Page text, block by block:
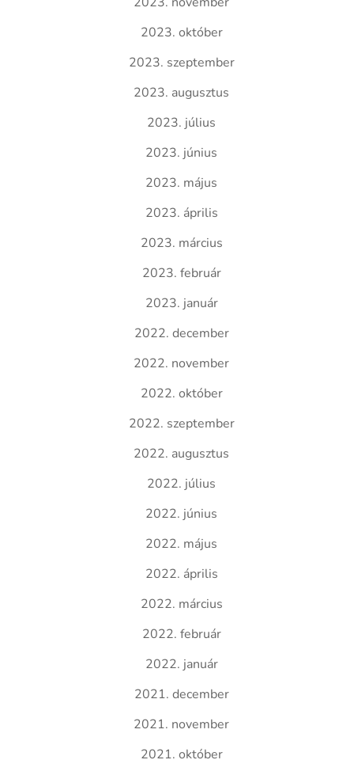
2023. október
2023. szeptember
2023. augusztus
2023. július
2023. június
2023. május
2023. április
2023. március
2023. február
2023. január
2022. december
2022. november
2022. október
2022. szeptember
2022. augusztus
2022. július
2022. június
2022. május
2022. április
2022. március
2022. február
2022. január
2021. december
2021. november
2021. október